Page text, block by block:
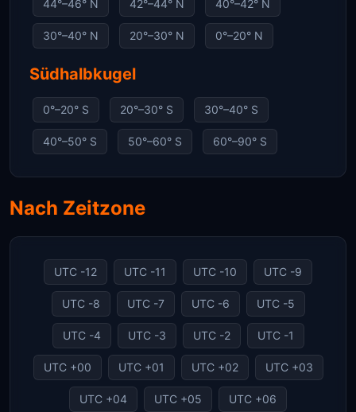
44°–46° N 42°–44° N 40°–42° N
30°–40° N 20°–30° N 0°–20° N
Südhalbkugel
0°–20° S 20°–30° S 30°–40° S
40°–50° S 50°–60° S 60°–90° S
Nach Zeitzone
UTC -12 UTC -11 UTC -10 UTC -9
UTC -8 UTC -7 UTC -6 UTC -5
UTC -4 UTC -3 UTC -2 UTC -1
UTC +00 UTC +01 UTC +02 UTC +03
UTC +04 UTC +05 UTC +06